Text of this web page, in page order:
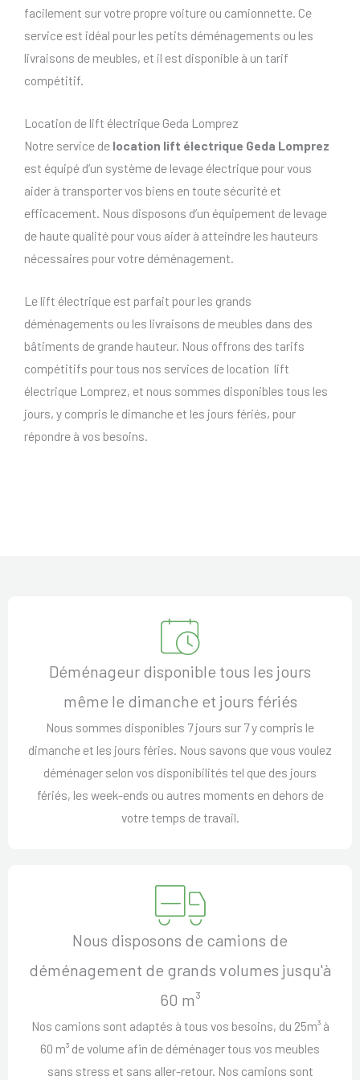
facilement sur votre propre voiture ou camionnette. Ce
service est idéal pour les petits déménagements ou les
livraisons de meubles, et il est disponible à un tarif
compétitif.
Location de lift électrique Geda Lomprez
Notre service de location lift électrique Geda Lomprez
est équipé d’un système de levage électrique pour vous
aider à transporter vos biens en toute sécurité et
efficacement. Nous disposons d’un équipement de levage
de haute qualité pour vous aider à atteindre les hauteurs
nécessaires pour votre déménagement.
Le lift électrique est parfait pour les grands
déménagements ou les livraisons de meubles dans des
bâtiments de grande hauteur. Nous offrons des tarifs
compétitifs pour tous nos services de location lift
électrique Lomprez, et nous sommes disponibles tous les
jours, y compris le dimanche et les jours fériés, pour
répondre à vos besoins.
Déménageur disponible tous les jours
même le dimanche et jours fériés
Nous sommes disponibles 7 jours sur 7 y compris le
dimanche et les jours féries. Nous savons que vous voulez
déménager selon vos disponibilités tel que des jours
fériés, les week-ends ou autres moments en dehors de
votre temps de travail.
Nous disposons de camions de
déménagement de grands volumes jusqu'à
60 m³
Nos camions sont adaptés à tous vos besoins, du 25m³ à
60 m³ de volume afin de déménager tous vos meubles
sans stress et sans aller-retour. Nos camions sont